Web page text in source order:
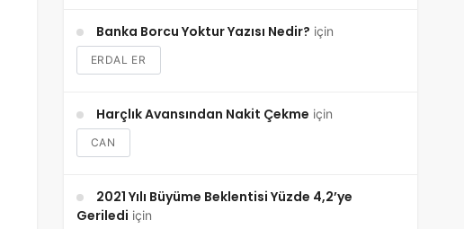
Banka Borcu Yoktur Yazısı Nedir? için
ERDAL ER
Harçlık Avansından Nakit Çekme için
CAN
2021 Yılı Büyüme Beklentisi Yüzde 4,2’ye
Geriledi için